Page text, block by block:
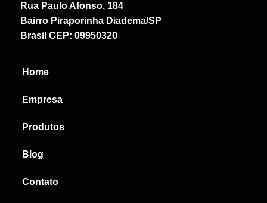
Rua Paulo Afonso, 184
Bairro Piraporinha Diadema/SP
Brasil CEP: 09950320
Home
Empresa
Produtos
Blog
Contato